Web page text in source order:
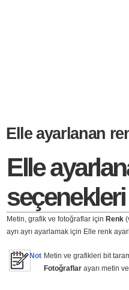
Elle ayarlanan
Elle
seçenekleri
Metin, grafik ve fotoğraflar için Renk
ayrı ayrı ayarlamak için Elle renk
Not Metin ve grafikleri bit
Fotoğraflar ayarı metin